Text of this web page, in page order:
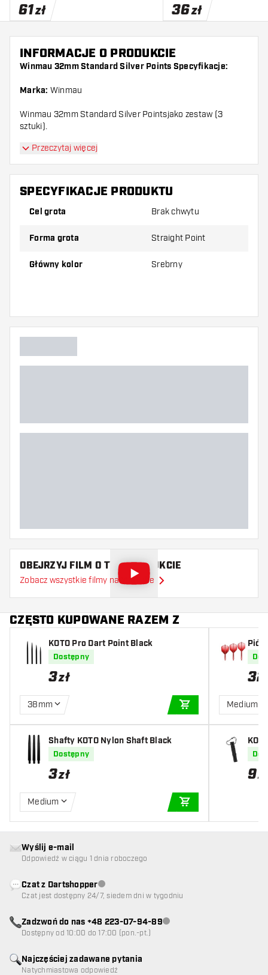
61zł 36zł
INFORMACJE O PRODUKCIE
Winmau 32mm Standard Silver Points Specyfikacje:
Marka: Winmau
Winmau 32mm Standard Silver Pointsjako zestaw (3
sztuki).
Przeczytaj więcej
SPECYFIKACJE PRODUKTU
Cel grota Brak chwytu
Forma grota Straight Point
Główny kolor Srebrny
OBEJRZYJ FILM O TYM PRODUKCIE
Zobacz wszystkie filmy na YouTube
CZĘSTO KUPOWANE RAZEM Z
KOTO Pro Dart Point Black
Dostępny
3zł
38mm
DODAJ DO
Shafty KOTO Nylon Shaft Black
Dostępny
3zł
Medium
32
Medium
9zł
Najczęściej zadawane pytania
Natychmiastowa odpowiedź
Wyślij e-mail
Odpowiedź w ciągu 1 dnia roboczego
Czat z DartshopperObsługa klienta niedostępna
Czat jest dostępny 24/7, siedem dni w tygodniu
Zadzwoń do nas +48 223-07-94-89Obsługa klienta niedostępna
Dostępny od 10:00 do 17:00 (pon.-pt.)